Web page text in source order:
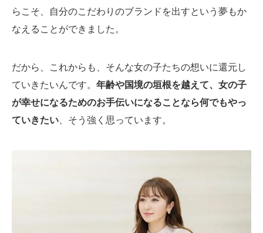
らこそ、自分のこだわりのブランドを出すという夢もか
なえることができました。
だから、これからも、そんな女の子たちの想いに還元し
ていきたいんです。 年齢や国境の垣根を越えて、女の子
が幸せになるためのお手伝いになることなら何でもやっ
ていきたい 、そう強く思っています。